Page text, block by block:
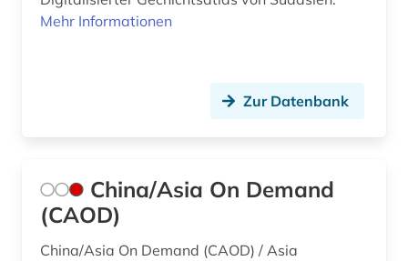
Mehr Informationen
Zur Datenbank
China/Asia On Demand
(CAOD)
China/Asia On Demand (CAOD) / Asia